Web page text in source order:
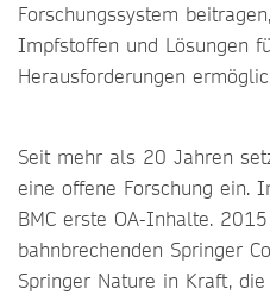
Forschungssystem
Impfstoffen und Lösungen
Herausforderungen
Seit mehr als 20 Jahren
eine offene Forschung ein.
BMC erste OA-Inhalte.
bahnbrechenden Springer
Springer Nature in Kraft,